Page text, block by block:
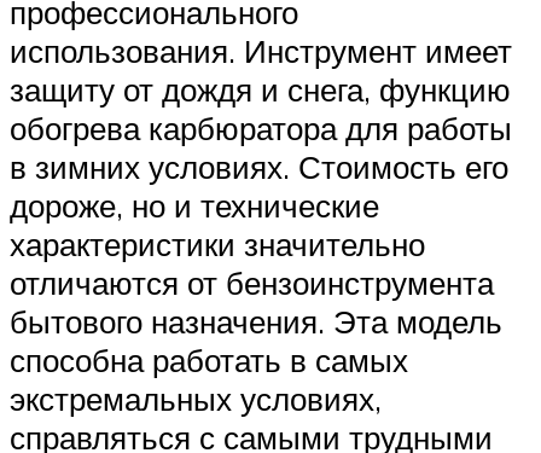
профессионального
использования. Инструмент имеет
защиту от дождя и снега, функцию
обогрева карбюратора для работы
в зимних условиях. Стоимость его
дороже, но и технические
характеристики значительно
отличаются от бензоинструмента
бытового назначения. Эта модель
способна работать в самых
экстремальных условиях,
справляться с самыми трудными